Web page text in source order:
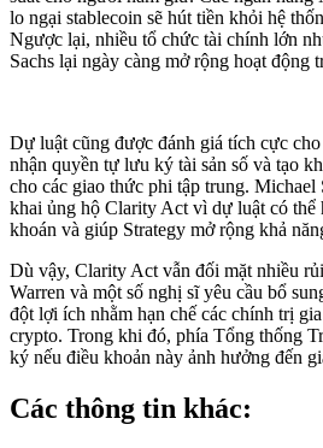
lo ngại stablecoin sẽ hút tiền khỏi hệ
Ngược lại, nhiều tổ chức tài chính lớn
Sachs lại ngày càng mở rộng hoạt động
Dự luật cũng được đánh giá tích cực
nhận quyền tự lưu ký tài sản số và tạo
cho các giao thức phi tập trung. Michael
khai ủng hộ Clarity Act vì dự luật có thể
khoán và giúp Strategy mở rộng khả
Dù vậy, Clarity Act vẫn đối mặt nhiều
Warren và một số nghị sĩ yêu cầu bổ
đột lợi ích nhằm hạn chế các chính trị
crypto. Trong khi đó, phía Tổng thống
ký nếu điều khoản này ảnh hưởng đến
Các thông tin khác: